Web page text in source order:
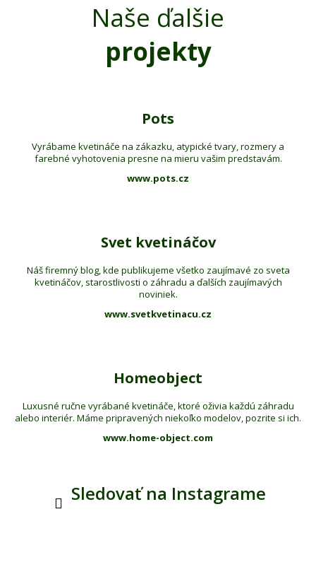
Naše ďalšie
projekty
Pots
Vyrábame kvetináče na zákazku, atypické tvary, rozmery a
farebné vyhotovenia presne na mieru vašim predstavám.
www.pots.cz
Svet kvetináčov
Náš firemný blog, kde publikujeme všetko zaujímavé zo sveta
kvetináčov, starostlivosti o záhradu a ďalších zaujímavých
noviniek.
www.svetkvetinacu.cz
Homeobject
Luxusné ručne vyrábané kvetináče, ktoré oživia každú záhradu
alebo interiér. Máme pripravených niekoľko modelov, pozrite si ich.
www.home-object.com
Sledovať na Instagrame